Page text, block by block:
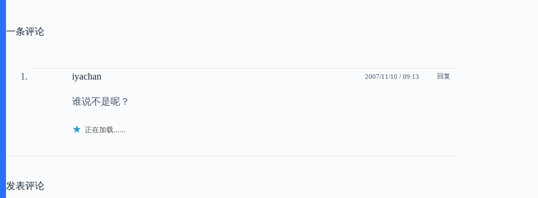
一条评论
iyachan 2007/11/10 / 09:13 回复
谁说不是呢？
正在加载……
发表评论